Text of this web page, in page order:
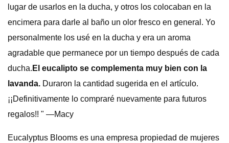
lugar de usarlos en la ducha, y otros los colocaban en la
encimera para darle al baño un olor fresco en general. Yo
personalmente los usé en la ducha y era un aroma
agradable que permanece por un tiempo después de cada
ducha. El eucalipto se complementa muy bien con la
lavanda. Duraron la cantidad sugerida en el artículo.
¡¡Definitivamente lo compraré nuevamente para futuros
regalos!! " —Macy
Eucalyptus Blooms es una empresa propiedad de mujeres